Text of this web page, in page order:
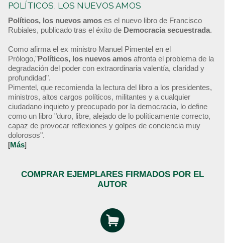
POLÍTICOS, LOS NUEVOS AMOS
Políticos, los nuevos amos es el nuevo libro de Francisco
Rubiales, publicado tras el éxito de Democracia secuestrada.
Como afirma el ex ministro Manuel Pimentel en el
Prólogo,"Políticos, los nuevos amos afronta el problema de la
degradación del poder con extraordinaria valentía, claridad y
profundidad".
Pimentel, que recomienda la lectura del libro a los presidentes,
ministros, altos cargos políticos, militantes y a cualquier
ciudadano inquieto y preocupado por la democracia, lo define
como un libro "duro, libre, alejado de lo políticamente correcto,
capaz de provocar reflexiones y golpes de conciencia muy
dolorosos".
[Más]
COMPRAR EJEMPLARES FIRMADOS POR EL
AUTOR